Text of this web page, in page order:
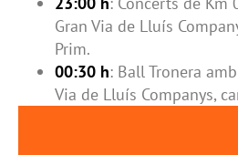
Gran Via de Lluís
Prim.
00:30 h: Ball Tronera
Via de Lluís Companys,